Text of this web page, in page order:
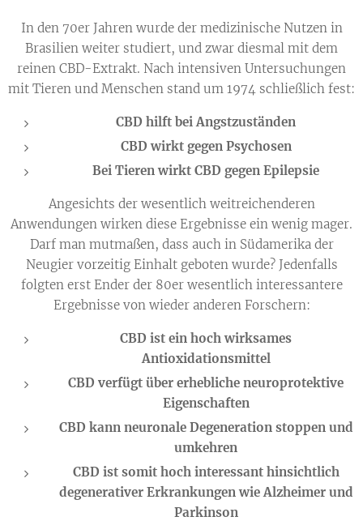
In den 70er Jahren wurde der medizinische Nutzen in
Brasilien weiter studiert, und zwar diesmal mit dem
reinen CBD-Extrakt. Nach intensiven Untersuchungen
mit Tieren und Menschen stand um 1974 schließlich fest:
CBD hilft bei Angstzuständen
CBD wirkt gegen Psychosen
Bei Tieren wirkt CBD gegen Epilepsie
Angesichts der wesentlich weitreichenderen
Anwendungen wirken diese Ergebnisse ein wenig mager.
Darf man mutmaßen, dass auch in Südamerika der
Neugier vorzeitig Einhalt geboten wurde? Jedenfalls
folgten erst Ender der 80er wesentlich interessantere
Ergebnisse von wieder anderen Forschern:
CBD ist ein hoch wirksames
Antioxidationsmittel
CBD verfügt über erhebliche neuroprotektive
Eigenschaften
CBD kann neuronale Degeneration stoppen und
umkehren
CBD ist somit hoch interessant hinsichtlich
degenerativer Erkrankungen wie Alzheimer und
Parkinson